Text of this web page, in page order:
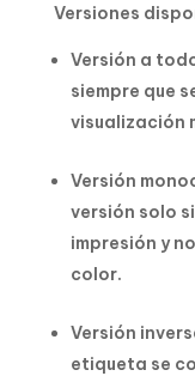
Versiones
Versión a
siempre que
visualización
Versión
versión solo
impresión y
color.
Versión
etiqueta se